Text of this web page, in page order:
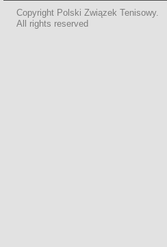
Copyright Polski Związek Tenisowy.
All rights reserved